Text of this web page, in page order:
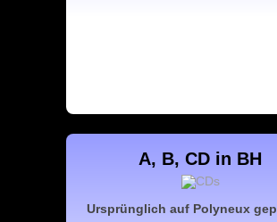
A, B, CD in BH
Ursprünglich auf Polyneux